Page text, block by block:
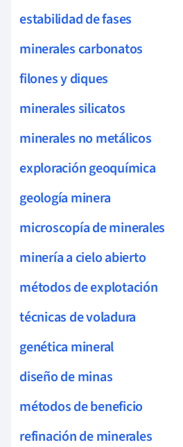
estabilidad de fases
minerales carbonatos
filones y diques
minerales silicatos
minerales no metálicos
exploración geoquímica
geología minera
microscopía de minerales
minería a cielo abierto
métodos de explotación
técnicas de voladura
genética mineral
diseño de minas
métodos de beneficio
refinación de minerales